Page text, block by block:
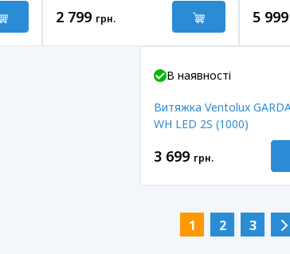
2 799 грн. 5 999
В наявності
Витяжка Ventolux
WH LED 2S (1000)
3 699 грн.
1 2 3